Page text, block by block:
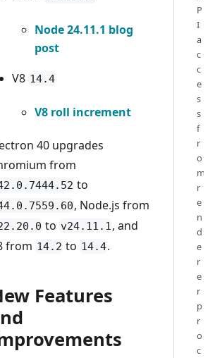
Node 24.11.1 blog
post
V8 14.4
V8 roll increment
40 upgrades
from
to
, Node.js from
to v24.11.1 , and
from 14.2 to 14.4.
Features
P
I
a
c
c
e
s
s
f
r
o
m
r
e
n
d
e
r
e
r
p
r
o
c